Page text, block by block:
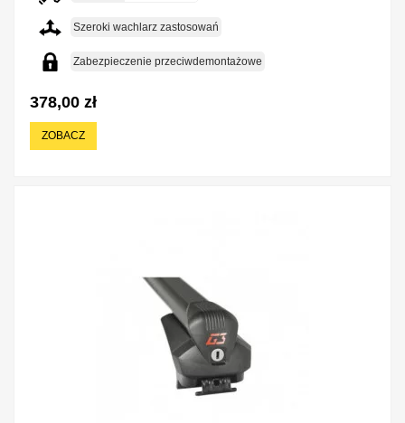
Szeroki wachlarz zastosowań
Zabezpieczenie przeciwdemontażowe
378,00 zł
ZOBACZ